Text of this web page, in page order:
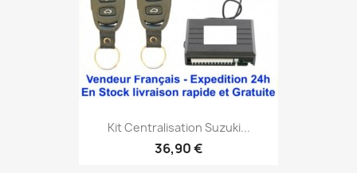
Kit Centralisation Suzuki...
36,90 €